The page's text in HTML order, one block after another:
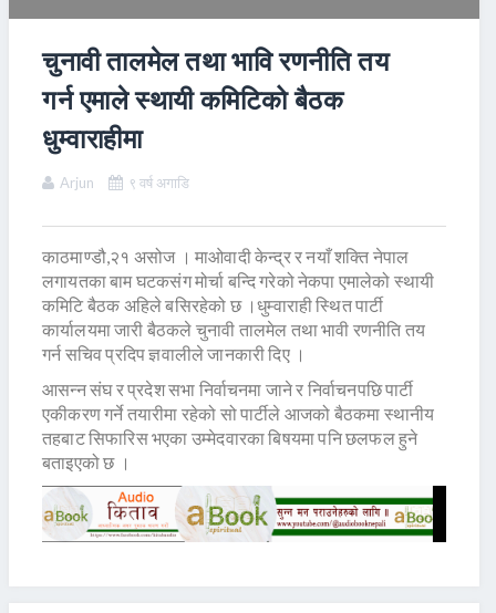
चुनावी तालमेल तथा भावि रणनीति तय
गर्न एमाले स्थायी कमिटिको बैठक
धुम्वाराहीमा
Arjun ९ वर्ष अगाडि
काठमाण्डौ,२१ असोज । माओवादी केन्द्र र नयाँ शक्ति नेपाल
लगायतका बाम घटकसंग मोर्चा बन्दि गरेको नेकपा एमालेको स्थायी
कमिटि बैठक अहिले बसिरहेको छ ।धुम्वाराही स्थित पार्टी
कार्यालयमा जारी बैठकले चुनावी तालमेल तथा भावी रणनीति तय
गर्न सचिव प्रदिप ज्ञवालीले जानकारी दिए ।
आसन्न संघ र प्रदेश सभा निर्वाचनमा जाने र निर्वाचनपछि पार्टी
एकीकरण गर्ने तयारीमा रहेको सो पार्टीले आजको बैठकमा स्थानीय
तहबाट सिफारिस भएका उम्मेदवारका बिषयमा पनि छलफल हुने
बताइएको छ ।